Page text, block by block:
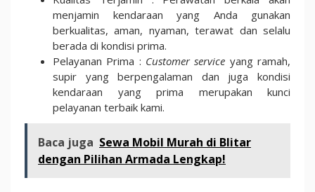
menjamin kendaraan yang Anda gunakan
berkualitas, aman, nyaman, terawat dan selalu
berada di kondisi prima.
Pelayanan Prima : Customer service yang ramah,
supir yang berpengalaman dan juga kondisi
kendaraan yang prima merupakan kunci
pelayanan terbaik kami.
Baca juga Sewa Mobil Murah di Blitar
dengan Pilihan Armada Lengkap!